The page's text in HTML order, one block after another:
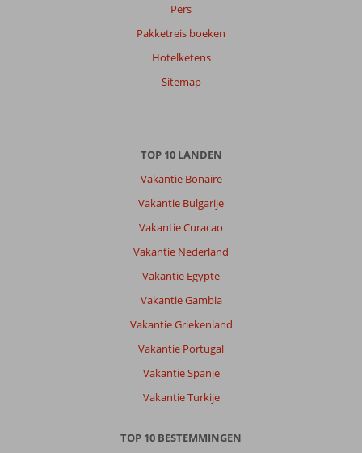
Pers
Pakketreis boeken
Hotelketens
Sitemap
TOP 10 LANDEN
Vakantie Bonaire
Vakantie Bulgarije
Vakantie Curacao
Vakantie Nederland
Vakantie Egypte
Vakantie Gambia
Vakantie Griekenland
Vakantie Portugal
Vakantie Spanje
Vakantie Turkije
TOP 10 BESTEMMINGEN